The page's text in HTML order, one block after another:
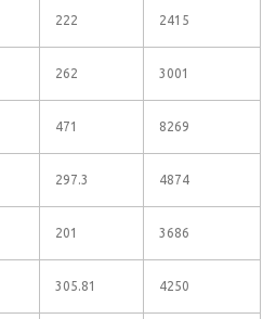
222 2415
262 3001
471 8269
297.3 4874
201 3686
305.81 4250